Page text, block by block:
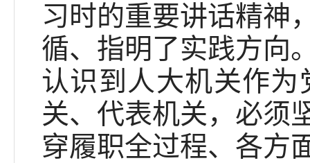
习时的重要讲话精神
循、指明了实践方向
认识到人大机关作
关、代表机关，必须
穿履职全过程、各方